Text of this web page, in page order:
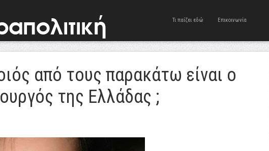
Τι παίζει εδώ Επικοινωνία
από τους παρακάτω είναι ο
της Ελλάδας ;